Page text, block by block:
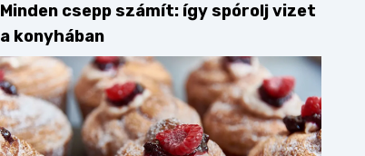
Minden csepp számít: így spórolj vizet
a konyhában